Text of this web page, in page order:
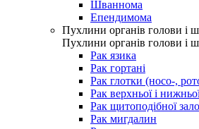
Шваннома
Епендимома
Пухлини органів голови і
Пухлини органів голови і
Рак язика
Рак гортані
Рак глотки (носо-,
Рак верхньої і
Рак щитоподібної
Рак мигдалин